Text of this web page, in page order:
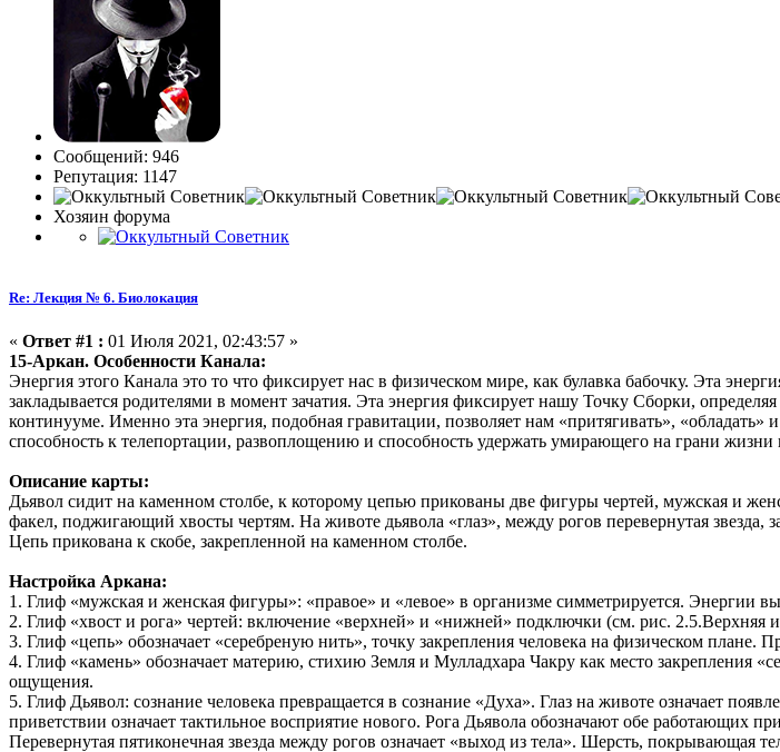
Сообщений: 946
Репутация: 1147
Хозяин форума
Re: Лекция № 6. Биолокация
« Ответ #1 : 01 Июля 2021, 02:43:57 »
15-Аркан. Особенности Канала:
Энергия этого Канала это то что фиксирует нас в физическом мире, как булавка бабочку. Эта
закладывается родителями в момент зачатия. Эта энергия фиксирует нашу Точку Сборки,
континууме. Именно эта энергия, подобная гравитации, позволяет нам «притягивать», «обладать»
способность к телепортации, развоплощению и способность удержать умирающего на грани жизни
Описание карты:
Дьявол сидит на каменном столбе, к которому цепью прикованы две фигуры чертей, мужская и
факел, поджигающий хвосты чертям. На животе дьявола «глаз», между рогов перевернутая
Цепь прикована к скобе, закрепленной на каменном столбе.
Настройка Аркана:
1. Глиф «мужская и женская фигуры»: «правое» и «левое» в организме симметрируется. Энергии
2. Глиф «хвост и рога» чертей: включение «верхней» и «нижней» подключки (см. рис. 2.5.Верхняя
3. Глиф «цепь» обозначает «серебреную нить», точку закрепления человека на физическом плане.
4. Глиф «камень» обозначает материю, стихию Земля и Мулладхара Чакру как место закрепления
ощущения.
5. Глиф Дьявол: сознание человека превращается в сознание «Духа». Глаз на животе означает
приветствии означает тактильное восприятие нового. Рога Дьявола обозначают обе работающих
Перевернутая пятиконечная звезда между рогов означает «выход из тела». Шерсть, покрывающая